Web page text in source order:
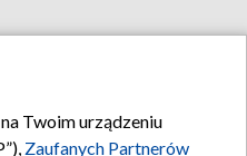
Twoim urządzeniu
Zaufanych Partnerów